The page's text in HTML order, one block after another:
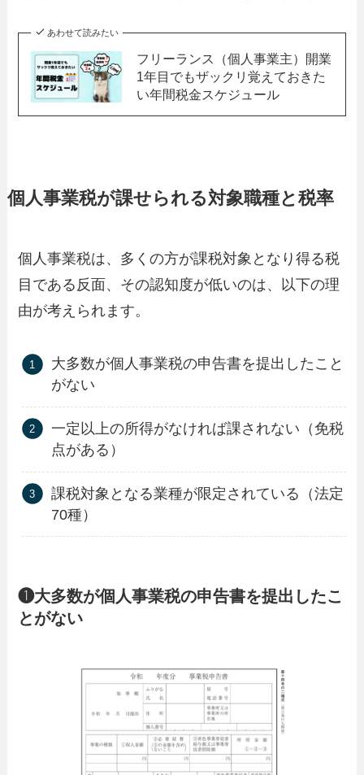
あわせて読みたい
フリーランス（個人事業主）開業
1年目でもザックリ覚えておきた
い年間税金スケジュール
個人事業税が課せられる対象職種と税率
個人事業税は、多くの方が課税対象となり得る税
目である反面、その認知度が低いのは、以下の理
由が考えられます。
大多数が個人事業税の申告書を提出したこと
がない
一定以上の所得がなければ課されない（免税
点がある）
課税対象となる業種が限定されている（法定
70種）
❶大多数が個人事業税の申告書を提出したこ
とがない